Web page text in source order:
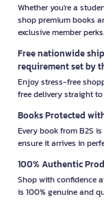
Whether you're a
shop premium books
exclusive member perks.
Free nationwide
requirement set by
Enjoy stress-free
free delivery straight
Books Protected
Every book from B2S
ensure it arrives in
100% Authentic
Shop with confidence
is 100% genuine and